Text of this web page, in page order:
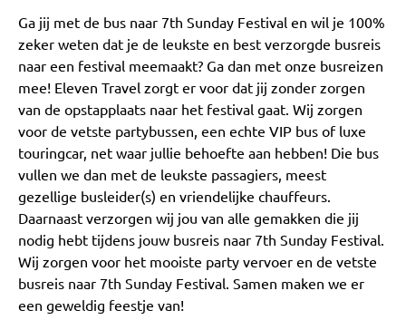
Ga jij met de bus naar 7th Sunday Festival en wil je 100%
zeker weten dat je de leukste en best verzorgde busreis
naar een festival meemaakt? Ga dan met onze busreizen
mee! Eleven Travel zorgt er voor dat jij zonder zorgen
van de opstapplaats naar het festival gaat. Wij zorgen
voor de vetste partybussen, een echte VIP bus of luxe
touringcar, net waar jullie behoefte aan hebben! Die bus
vullen we dan met de leukste passagiers, meest
gezellige busleider(s) en vriendelijke chauffeurs.
Daarnaast verzorgen wij jou van alle gemakken die jij
nodig hebt tijdens jouw busreis naar 7th Sunday Festival.
Wij zorgen voor het mooiste party vervoer en de vetste
busreis naar 7th Sunday Festival. Samen maken we er
een geweldig feestje van!